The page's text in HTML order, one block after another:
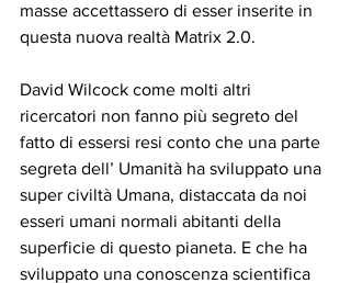
masse accettassero di esser inserite in
questa nuova realtà Matrix 2.0.
David Wilcock come molti altri
ricercatori non fanno più segreto del
fatto di essersi resi conto che una parte
segreta dell’ Umanità ha sviluppato una
super civiltà Umana, distaccata da noi
esseri umani normali abitanti della
superficie di questo pianeta. E che ha
sviluppato una conoscenza scientifica